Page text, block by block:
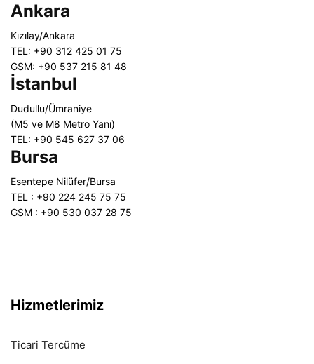
Ankara
Kızılay/Ankara
TEL: +90 312 425 01 75
GSM: +90 537 215 81 48
İstanbul
Dudullu/Ümraniye
(M5 ve M8 Metro Yanı)
TEL: +90 545 627 37 06
Bursa
Esentepe Nilüfer/Bursa
TEL : +90 224 245 75 75
GSM : +90 530 037 28 75
Hizmetlerimiz
Ticari Tercüme